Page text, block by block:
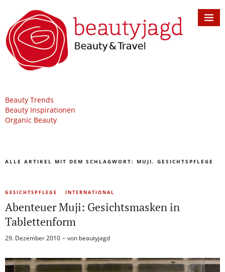
Beauty Trends
Beauty Inspirationen
Organic Beauty
ALLE ARTIKEL MIT DEM SCHLAGWORT: MUJI. GESICHTSPFLEGE
GESICHTSPFLEGE INTERNATIONAL
Abenteuer Muji: Gesichtsmasken in
Tablettenform
29. Dezember 2010 von beautyjagd